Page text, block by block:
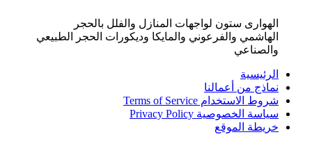
الهوارى ستون لواجهات المنازل والفلل بالحجر
الهاشمي والفرعوني والمايكا وديكورات الحجر الطبيعي
والصناعي
الرئيسية
نماذج من أعمالنا
شروط الاستخدام Terms of Service
سياسة الخصوصية Privacy Policy
خريطة الموقع